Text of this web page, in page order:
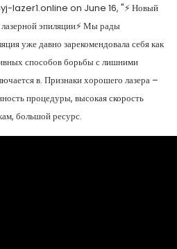
lazer1.online on June 16, "⚡️ Новый
эпиляции⚡️ Мы рады
уже давно зарекомендовала себя как
способов борьбы с лишними
в. Признаки хорошего лазера –
процедуры, высокая скорость
большой ресурс.